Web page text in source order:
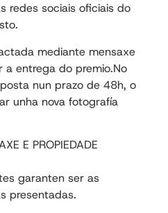
redes sociais oficiais do
mediante mensaxe
a entrega do premio.No
nun prazo de 48h, o
unha nova fotografía
E PROPIEDADE
garanten ser as
presentadas.